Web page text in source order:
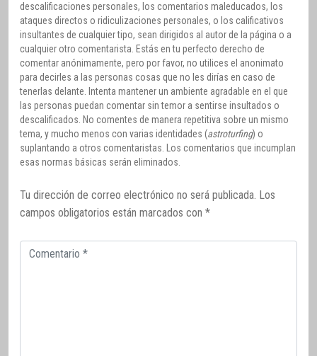
descalificaciones personales, los comentarios maleducados, los
ataques directos o ridiculizaciones personales, o los calificativos
insultantes de cualquier tipo, sean dirigidos al autor de la página o a
cualquier otro comentarista. Estás en tu perfecto derecho de
comentar anónimamente, pero por favor, no utilices el anonimato
para decirles a las personas cosas que no les dirías en caso de
tenerlas delante. Intenta mantener un ambiente agradable en el que
las personas puedan comentar sin temor a sentirse insultados o
descalificados. No comentes de manera repetitiva sobre un mismo
tema, y mucho menos con varias identidades (astroturfing) o
suplantando a otros comentaristas. Los comentarios que incumplan
esas normas básicas serán eliminados.
Tu dirección de correo electrónico no será publicada. Los
campos obligatorios están marcados con *
Comentario